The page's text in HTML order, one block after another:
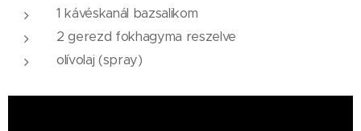
1 kávéskanál bazsalikom
2 gerezd fokhagyma reszelve
olívolaj (spray)